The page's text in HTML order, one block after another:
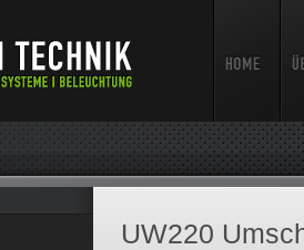
UW220